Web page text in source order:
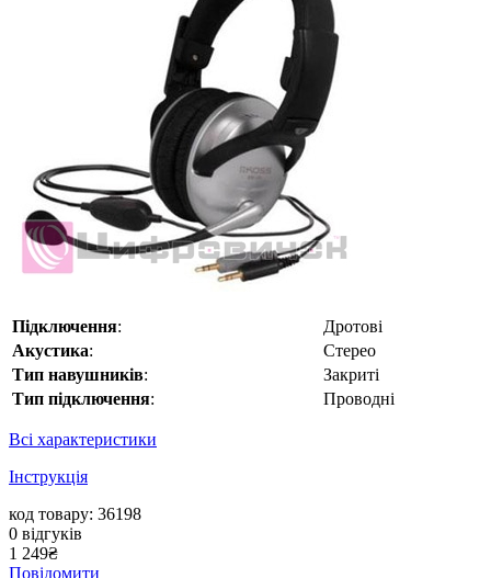
Підключення:
Дротові
Акустика:
Стерео
Тип навушників:
Закриті
Тип підключення: Проводні
Всі характеристики
Інструкція
код товару: 36198
0 відгуків
1 249₴
Повідомити